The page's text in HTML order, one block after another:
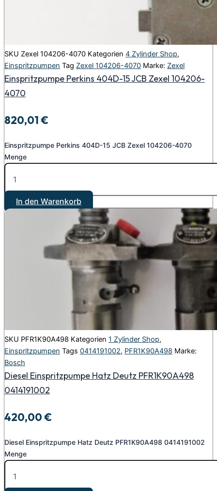
SKU Zexel 104206-4070 Kategorien 4 Zylinder Shop,
Einspritzpumpen Tag Zexel 104206-4070 Marke: Zexel
Einspritzpumpe Perkins 404D-15 JCB Zexel 104206-
4070
820,01€
Einspritzpumpe Perkins 404D-15 JCB Zexel 104206-4070
Menge
In den Warenkorb
SKU PFR1K90A498 Kategorien 1 Zylinder Shop,
Einspritzpumpen Tags 0414191002, PFR1K90A498 Marke:
Bosch
Diesel Einspritzpumpe Hatz Deutz PFR1K90A498
0414191002
420,00€
Diesel Einspritzpumpe Hatz Deutz PFR1K90A498 0414191002
Menge